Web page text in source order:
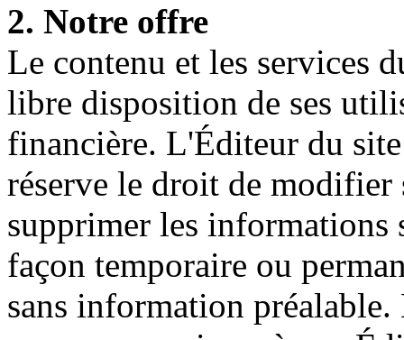
2. Notre offre
Le contenu et les services
libre disposition de ses
financière. L'Éditeur du
réserve le droit de modifier
supprimer les informations
façon temporaire ou
sans information préalable.